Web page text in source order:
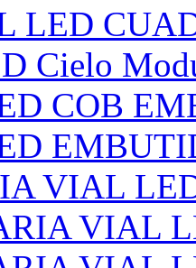
LED
Cielo
COB
VIAL
VIAL